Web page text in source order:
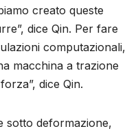
creato queste
dice Qin. Per fare
computazionali,
macchina a trazione
dice Qin.
sotto deformazione,